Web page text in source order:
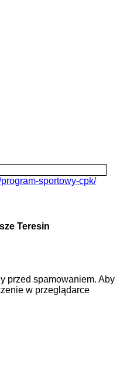
sportowy-cpk/
Teresin
przed spamowaniem. Aby
w przeglądarce